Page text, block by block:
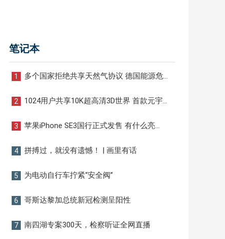
笔记本
1
多个国家拒绝共享天然气协议 德国能源危
2
1024用户共享10K超高清3D世界 首款元宇
3
苹果iPhone SE3国行正式发售 有什么亮
4 拼搏过，就没有遗憾！ | 画里有话
5 为电动自行车拧紧“安全阀”
6 哥斯达黎加总统新冠检测呈阳性
7 南四湖专案300天，检察听证全网直播